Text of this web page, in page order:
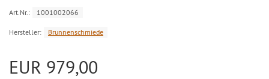
Art.Nr.: 1001002066
Hersteller: Brunnenschmiede
EUR 979,00